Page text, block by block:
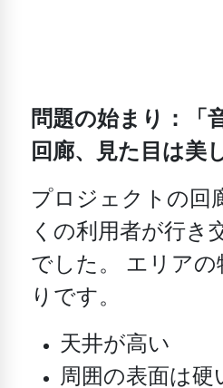
問題の始まり：「
回廊、見た目は美
プロジェクトの回
くの利用者が行き
でした。 エリア
りです。
天井が高い
周囲の表面は硬